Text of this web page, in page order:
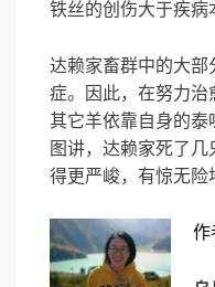
铁丝的创伤大于疾病
达赖家畜群中的大
症。因此，在努力
其它羊依靠自身的
图讲，达赖家死了
得更严峻，有惊无险
作